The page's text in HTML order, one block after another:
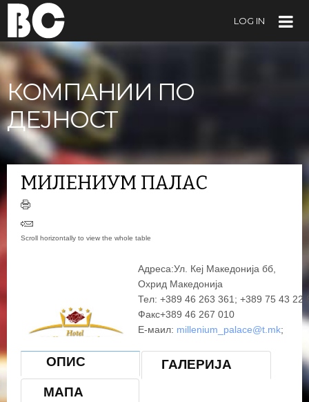
LOG IN
КОМПАНИИ ПО
ДЕЈНОСТ
МИЛЕНИУМ ПАЛАС
Адреса:Ул. Кеј Македонија бб,
Охрид Македонија
Тел: +389 46 263 361; +389 75 43 22
Факс+389 46 267 010
Е-маил: millenium_palace@t.mk;
Skype ID: millenium.palace
ОПИС
ГАЛЕРИЈА
МАПА